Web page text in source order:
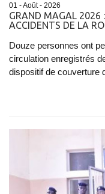
01 - Août - 2026
GRAND MAGAL 2026
ACCIDENTS DE LA
Douze personnes ont
circulation enregistrés
dispositif de couverture